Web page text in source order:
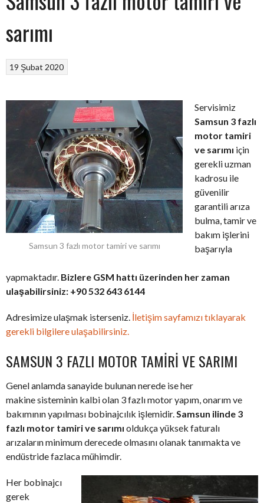
sarımı
19 Şubat 2020
Samsun 3 fazlı motor tamiri ve sarımı
Servisimiz
Samsun 3 fazlı
motor tamiri
ve sarımı için
gerekli uzman
kadrosu ile
güvenilir
garantili arıza
bulma, tamir ve
bakım işlerini
başarıyla
yapmaktadır. Bizlere GSM hattı üzerinden her zaman
ulaşabilirsiniz: +90 532 643 6144
Adresimize ulaşmak isterseniz. İletişim sayfamızı tıklayarak
gerekli bilgilere ulaşabilirsiniz.
SAMSUN 3 FAZLI MOTOR TAMIRI VE SARIMI
Genel anlamda sanayide bulunan nerede ise her
makine sisteminin kalbi olan 3 fazlı motor yapım, onarım ve
bakımının yapılması bobinajcılık işlemidir.Samsun ilinde 3
fazlı motor tamiri ve sarımı oldukça yüksek faturalı
arızaların minimum derecede olmasını olanak tanımakta ve
endüstride fazlaca mühimdir.
Her bobinajcı
gerek